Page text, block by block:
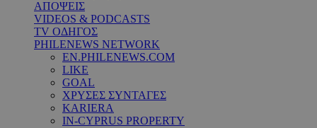
ΑΠΟΨΕΙΣ
VIDEOS & PODCASTS
TV ΟΔΗΓΟΣ
PHILENEWS NETWORK
EN.PHILENEWS.COM
LIKE
GOAL
ΧΡΥΣΕΣ ΣΥΝΤΑΓΕΣ
KARIERA
IN-CYPRUS PROPERTY